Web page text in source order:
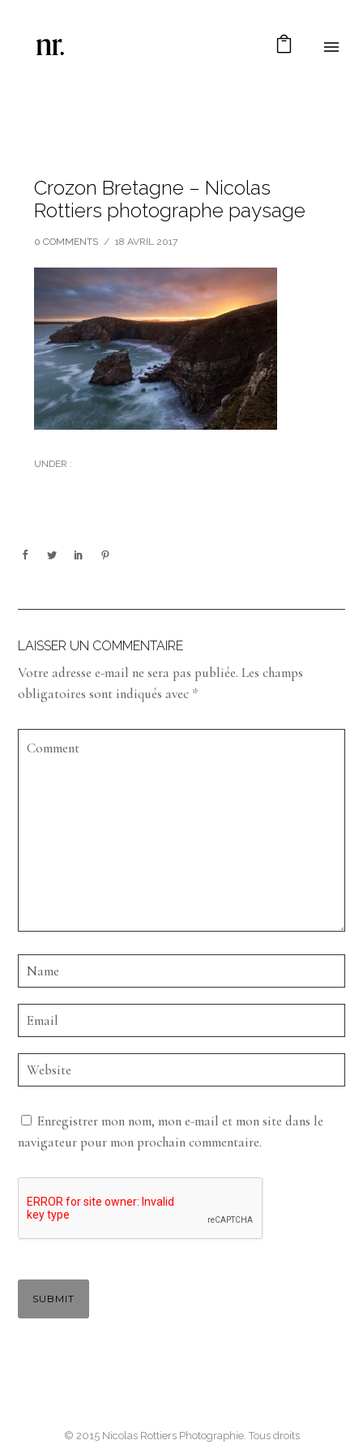
Crozon Bretagne – Nicolas
Rottiers photographe paysage
0 COMMENTS / 18 AVRIL 2017
UNDER :
LAISSER UN COMMENTAIRE
Votre adresse e-mail ne sera pas publiée. Les champs
obligatoires sont indiqués avec *
Enregistrer mon nom, mon e-mail et mon site dans le
navigateur pour mon prochain commentaire.
© 2015 Nicolas Rottiers Photographie. Tous droits